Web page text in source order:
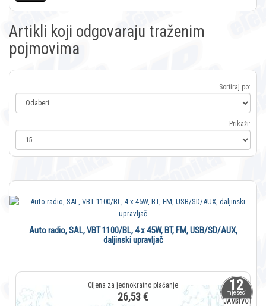
Artikli koji odgovaraju traženim
pojmovima
Sortiraj po:
Prikaži:
12
mjeseci
JAMSTVO
Auto radio, SAL, VBT 1100/BL, 4 x 45W, BT, FM, USB/SD/AUX,
daljinski upravljač
26,53 €